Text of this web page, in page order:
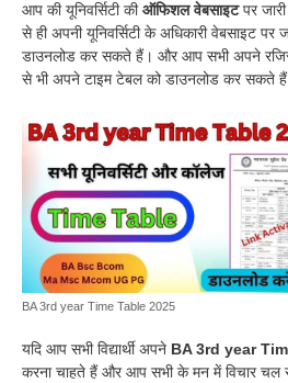
आप की यूनिवर्सिटी कीऑफिशल वेबसाइटपर
से ही अपनी यूनिवर्सिटी के अधिकारी वेबसाइट
डाउनलोड कर सकते हैं। और आप सभी अपने
से भी अपने टाइम टेबल को डाउनलोड कर सकते
BA 3rd year Time Table 2025
यदि आप सभी विद्यार्थी अपने BA 3rd year
करना चाहते हैं और आप सभी के मन में विचार चल